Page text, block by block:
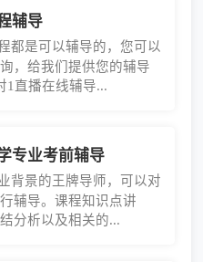
辅导
都是可以辅导的，您可以
，给我们提供您的辅导
1直播在线辅导...
专业考前辅导
背景的王牌导师，可以对
辅导。课程知识点讲
分析以及相关的...